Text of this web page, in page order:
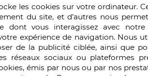
son étymologie, il est issu du
du Médicament (EMA) , a défini
biologique déjà autorisé,
similaire est la source de
médicament générique qui est
les trente dernières années.
les cookies sur votre ordinateur.
du site, et d’autres nous
dont vous interagissez avec
expérience de navigation. Nous
de la publicité ciblée, ainsi que
réseaux sociaux ou plateformes
émis par nous ou par nos